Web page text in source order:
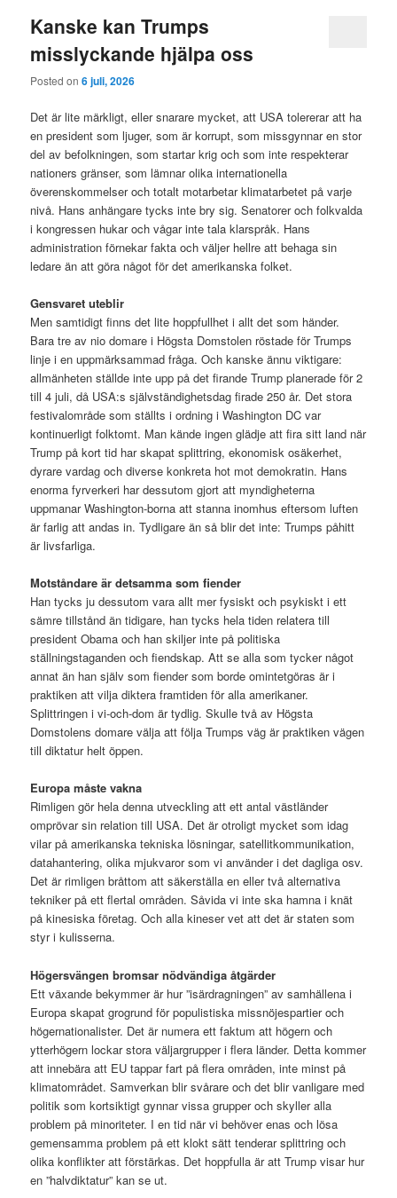
Kanske kan Trumps
misslyckande hjälpa oss
Posted on6 juli, 2026
Det är lite märkligt, eller snarare mycket, att USA tolererar att ha
en president som ljuger, som är korrupt, som missgynnar en stor
del av befolkningen, som startar krig och som inte respekterar
nationers gränser, som lämnar olika internationella
överenskommelser och totalt motarbetar klimatarbetet på varje
nivå. Hans anhängare tycks inte bry sig. Senatorer och folkvalda
i kongressen hukar och vågar inte tala klarspråk. Hans
administration förnekar fakta och väljer hellre att behaga sin
ledare än att göra något för det amerikanska folket.
Gensvaret uteblir
Men samtidigt finns det lite hoppfullhet i allt det som händer.
Bara tre av nio domare i Högsta Domstolen röstade för Trumps
linje i en uppmärksammad fråga. Och kanske ännu viktigare:
allmänheten ställde inte upp på det firande Trump planerade för 2
till 4 juli, då USA:s självständighetsdag firade 250 år. Det stora
festivalområde som ställts i ordning i Washington DC var
kontinuerligt folktomt. Man kände ingen glädje att fira sitt land när
Trump på kort tid har skapat splittring, ekonomisk osäkerhet,
dyrare vardag och diverse konkreta hot mot demokratin. Hans
enorma fyrverkeri har dessutom gjort att myndigheterna
uppmanar Washington-borna att stanna inomhus eftersom luften
är farlig att andas in. Tydligare än så blir det inte: Trumps påhitt
är livsfarliga.
Motståndare är detsamma som fiender
Han tycks ju dessutom vara allt mer fysiskt och psykiskt i ett
sämre tillstånd än tidigare, han tycks hela tiden relatera till
president Obama och han skiljer inte på politiska
ställningstaganden och fiendskap. Att se alla som tycker något
annat än han själv som fiender som borde omintetgöras är i
praktiken att vilja diktera framtiden för alla amerikaner.
Splittringen i vi-och-dom är tydlig. Skulle två av Högsta
Domstolens domare välja att följa Trumps väg är praktiken vägen
till diktatur helt öppen.
Europa måste vakna
Rimligen gör hela denna utveckling att ett antal västländer
omprövar sin relation till USA. Det är otroligt mycket som idag
vilar på amerikanska tekniska lösningar, satellitkommunikation,
datahantering, olika mjukvaror som vi använder i det dagliga osv.
Det är rimligen bråttom att säkerställa en eller två alternativa
tekniker på ett flertal områden. Såvida vi inte ska hamna i knät
på kinesiska företag. Och alla kineser vet att det är staten som
styr i kulisserna.
Högersvängen bromsar nödvändiga åtgärder
Ett växande bekymmer är hur ”isärdragningen” av samhällena i
Europa skapat grogrund för populistiska missnöjespartier och
högernationalister. Det är numera ett faktum att högern och
ytterhögern lockar stora väljargrupper i flera länder. Detta kommer
att innebära att EU tappar fart på flera områden, inte minst på
klimatområdet. Samverkan blir svårare och det blir vanligare med
politik som kortsiktigt gynnar vissa grupper och skyller alla
problem på minoriteter. I en tid när vi behöver enas och lösa
gemensamma problem på ett klokt sätt tenderar splittring och
olika konflikter att förstärkas. Det hoppfulla är att Trump visar hur
en ”halvdiktatur” kan se ut.